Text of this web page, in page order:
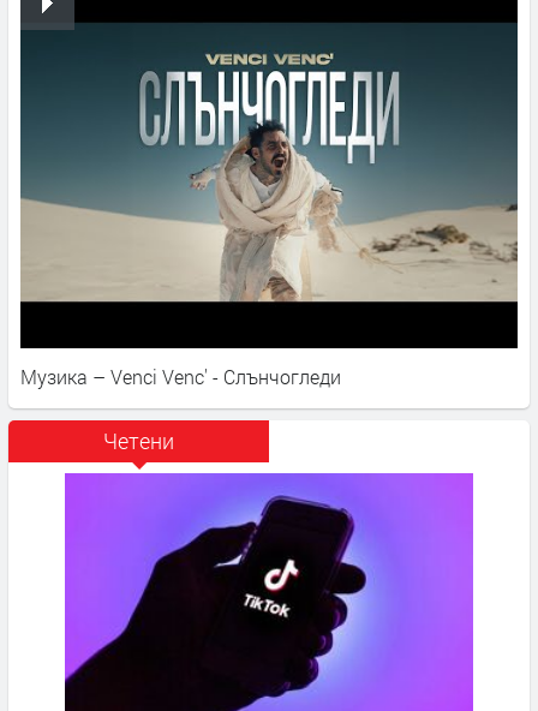
Музика – Venci Venc' - Слънчогледи
Четени